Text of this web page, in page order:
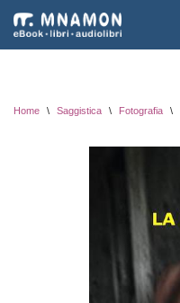
Vai
Home \ Saggistica \ Fotografia \